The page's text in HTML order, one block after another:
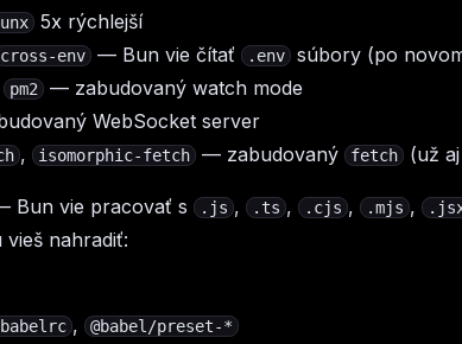
5x rýchlejší
cross-env — Bun vie čítať .env súbory (po
pm2 — zabudovaný watch mode
WebSocket server
, isomorphic-fetch — zabudovaný fetch (už
Bun vie pracovať s .js , .ts , .cjs , .mjs ,
nahradiť:
,
@babel/preset-*